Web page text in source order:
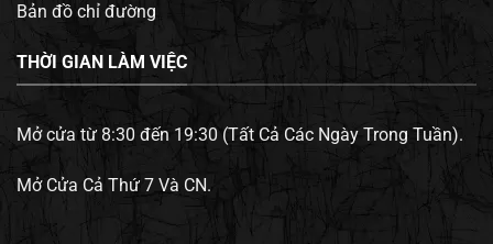
Bản đồ chỉ đường
THỜI GIAN LÀM VIỆC
Mở cửa từ 8:30 đến 19:30 (Tất Cả Các Ngày Trong Tuần).
Mở Cửa Cả Thứ 7 Và CN.